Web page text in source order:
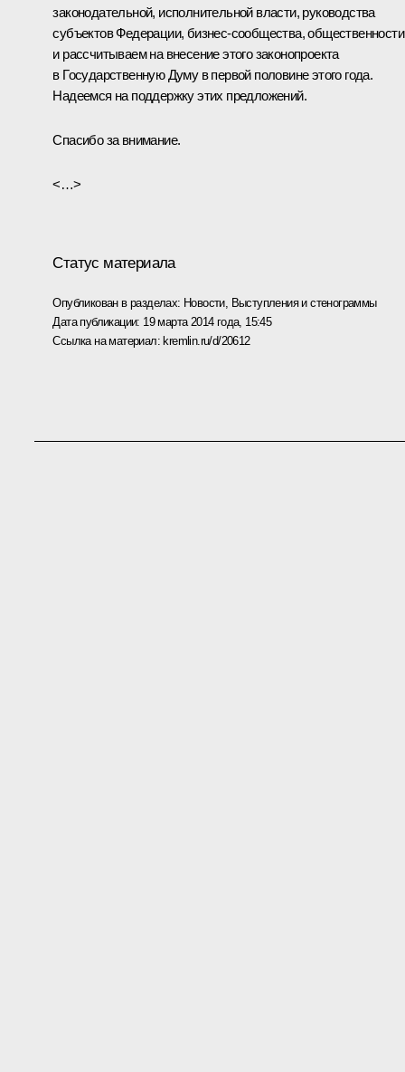
законодательной, исполнительной власти, руководства
субъектов Федерации, бизнес-сообщества, общественности
и рассчитываем на внесение этого законопроекта
в Государственную Думу в первой половине этого года.
Надеемся на поддержку этих предложений.
Спасибо за внимание.
<…>
Статус материала
Опубликован в разделах: Новости, Выступления и стенограммы
Дата публикации: 19 марта 2014 года, 15:45
Ссылка на материал: kremlin.ru/d/20612